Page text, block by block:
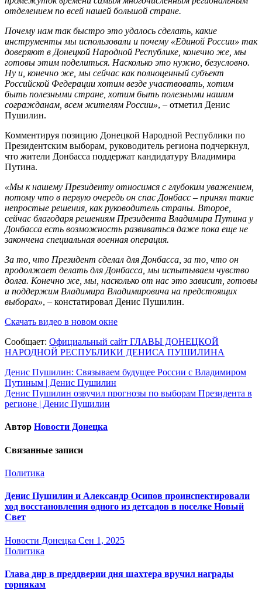
отделением по всей нашей большой стране.
Почему нам так быстро это удалось сделать, какие
инструменты мы использовали и почему «Единой России» так
доверяют в Донецкой Народной Республике, конечно же, мы
готовы этим поделиться. Насколько это нужно, безусловно.
Ну и, конечно же, мы сейчас как полноценный субъект
Российской Федерации хотим везде участвовать, хотим
быть полезными стране, хотим быть полезными нашим
согражданам, всем жителям России», ‒ отметил Денис
Пушилин.
Комментируя позицию Донецкой Народной Республики по
Президентским выборам, руководитель региона подчеркнул,
что жители Донбасса поддержат кандидатуру Владимира
Путина.
«Мы к нашему Президенту относимся с глубоким уважением,
потому что в первую очередь он спас Донбасс ‒ принял такие
непростые решения, как руководитель страны. Второе,
сейчас благодаря решениям Президента Владимира Путина у
Донбасса есть возможность развиваться даже пока еще не
закончена специальная военная операция.
За то, что Президент сделал для Донбасса, за то, что он
продолжает делать для Донбасса, мы испытываем чувство
долга. Конечно же, мы, насколько от нас это зависит, готовы
и поддержим Владимира Владимировича на предстоящих
выборах», ‒ констатировал Денис Пушилин.
Скачать видео в новом окне
Сообщает: Официальный сайт ГЛАВЫ ДОНЕЦКОЙ
НАРОДНОЙ РЕСПУБЛИКИ ДЕНИСА ПУШИЛИНА
Навигация
по
записям
Денис Пушилин: Связываем будущее России с Владимиром
Путиным | Денис Пушилин
Денис Пушилин озвучил прогнозы по выборам Президента в
регионе | Денис Пушилин
Автор Новости Донецка
Связанные записи
Политика
Денис Пушилин и Александр Осипов проинспектировали
ход восстановления одного из детсадов в поселке Новый
Свет
Новости Донецка Сен 1, 2025
Политика
Глава днр в преддверии дня шахтера вручил награды
горнякам